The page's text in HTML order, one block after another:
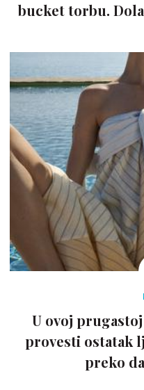
bucket torbu.
U ovoj
provesti ostatak
preko